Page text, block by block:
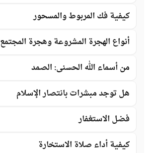
كيفية فك المربوط والمسحور
أنواع الهجرة المشروعة وهجرة المجتمع
من أسماء الله الحسنى: الصمد
هل توجد مبشرات بانتصار الإسلام
فضل الاستغفار
كيفية أداء صلاة الاستخارة